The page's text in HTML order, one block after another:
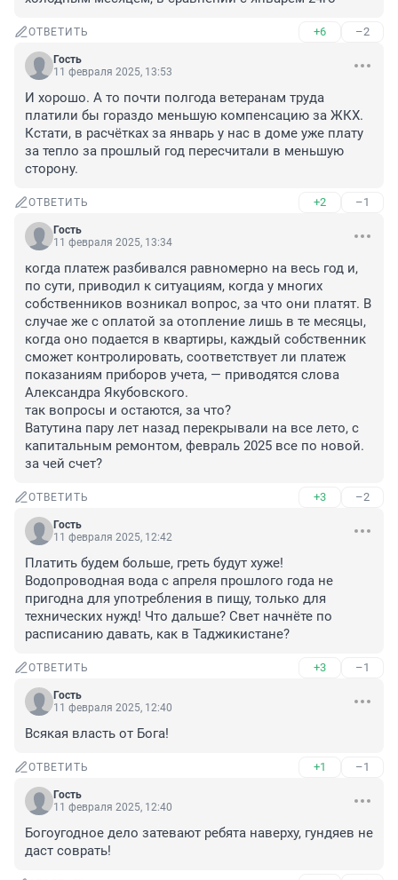
ОТВЕТИТЬ +6 –2
Гость
11 февраля 2025, 13:53
И хорошо. А то почти полгода ветеранам труда
платили бы гораздо меньшую компенсацию за ЖКХ.
Кстати, в расчётках за январь у нас в доме уже плату
за тепло за прошлый год пересчитали в меньшую
сторону.
ОТВЕТИТЬ +2 –1
Гость
11 февраля 2025, 13:34
когда платеж разбивался равномерно на весь год и,
по сути, приводил к ситуациям, когда у многих
собственников возникал вопрос, за что они платят. В
случае же с оплатой за отопление лишь в те месяцы,
когда оно подается в квартиры, каждый собственник
сможет контролировать, соответствует ли платеж
показаниям приборов учета, — приводятся слова
Александра Якубовского.
так вопросы и остаются, за что?
Ватутина пару лет назад перекрывали на все лето, с
капитальным ремонтом, февраль 2025 все по новой.
за чей счет?
ОТВЕТИТЬ +3 –2
Гость
11 февраля 2025, 12:42
Платить будем больше, греть будут хуже!
Водопроводная вода с апреля прошлого года не
пригодна для употребления в пищу, только для
технических нужд! Что дальше? Свет начнёте по
расписанию давать, как в Таджикистане?
ОТВЕТИТЬ +3 –1
Гость
11 февраля 2025, 12:40
Всякая власть от Бога!
ОТВЕТИТЬ +1 –1
Гость
11 февраля 2025, 12:40
Богоугодное дело затевают ребята наверху, гундяев не
даст соврать!